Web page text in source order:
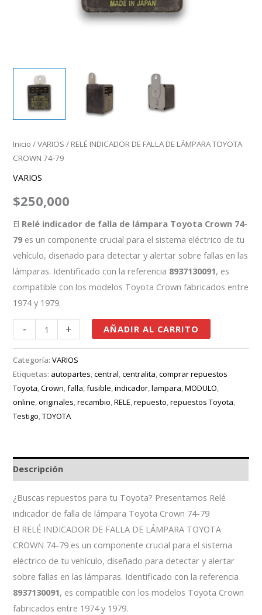
Inicio /VARIOS / RELÉ INDICADOR DE FALLA DE LÁMPARA TOYOTA
CROWN 74-79
VARIOS
$250,000
El Relé indicador de falla de lámpara Toyota Crown 74-
79es un componente crucial para el sistema eléctrico de tu
vehículo, diseñado para detectar y alertar sobre fallas en las
lámparas. Identificado con la referencia 8937130091, es
compatible con los modelos Toyota Crown fabricados entre
1974 y 1979.
- + AÑADIR AL CARRITO
Categoría:VARIOS
Etiquetas: autopartes ,central ,centralita ,comprar repuestos
Toyota ,Crown ,falla ,fusible ,indicador ,lampara ,MODULO
online ,originales ,recambio ,RELE ,repuesto ,repuestos Toyota
Testigo ,TOYOTA
Descripción
¿Buscas repuestos para tu Toyota? Presentamos Relé
indicador de falla de lámpara Toyota Crown 74-79
El RELÉ INDICADOR DE FALLA DE LÁMPARA TOYOTA
CROWN 74-79 es un componente crucial para el sistema
eléctrico de tu vehículo, diseñado para detectar y alertar
sobre fallas en las lámparas. Identificado con la referencia
8937130091, es compatible con los modelos Toyota Crown
fabricados entre 1974 y 1979.